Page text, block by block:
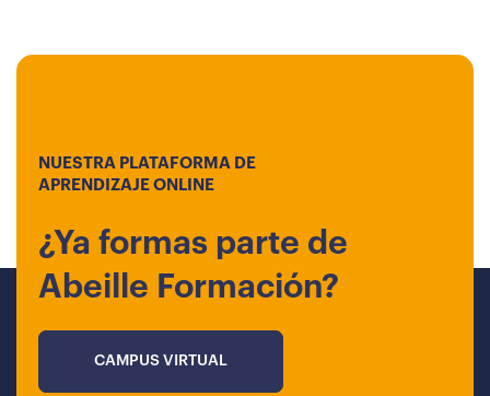
NUESTRA PLATAFORMA DE
APRENDIZAJE ONLINE
¿Ya formas parte de
Abeille Formación?
CAMPUS VIRTUAL